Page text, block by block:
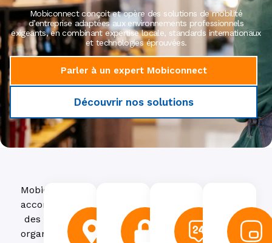
Mobiconnect conçoit et opère des solutions de mobilité
d’entreprise adaptées aux environnements professionnels
exigeants, en combinant expertise locale, standards internationaux
et technologies éprouvées.
Parler à un expert Mobiconnect
Découvrir nos solutions
Mobiconnect
accompagne
des
organisations